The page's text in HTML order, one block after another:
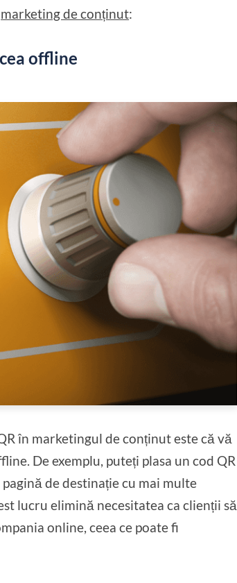
marketing de conținut:
offline
în marketingul de conținut este că vă
De exemplu, puteți plasa un cod QR
de destinație cu mai multe
lucru elimină necesitatea ca clienții să
online, ceea ce poate fi